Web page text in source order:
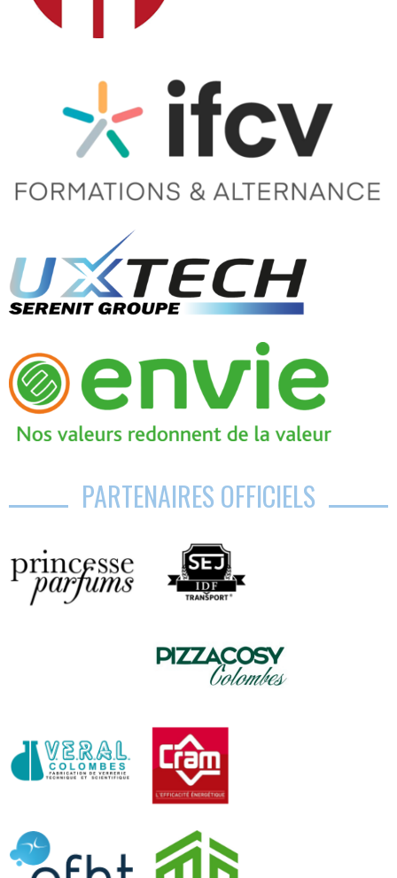
PARTENAIRES OFFICIELS